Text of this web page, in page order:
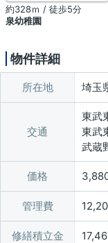
約328ｍ / 徒歩5分
泉幼稚園
物件詳細
所在地 埼玉
交通
東武
東武
武蔵
価格
管理費
修繕積立金